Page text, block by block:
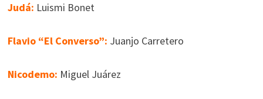
Judá: Luismi Bonet
Flavio “El Converso”: Juanjo Carretero
Nicodemo: Miguel Juárez